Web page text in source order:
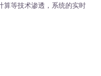
算等技术渗透，系统的实时